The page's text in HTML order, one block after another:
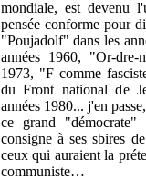
mondiale, est devenu
pensée conforme pour
"Poujadolf" dans les
années 1960, "Or-dre-
1973, "F comme
du Front national de
années 1980... j'en
ce grand
consigne à ses sbires
ceux qui auraient la
communiste…